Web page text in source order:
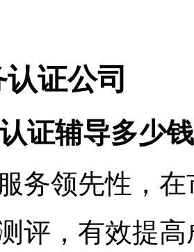
证公司
证辅导多少钱
务领先性，
评，有效提